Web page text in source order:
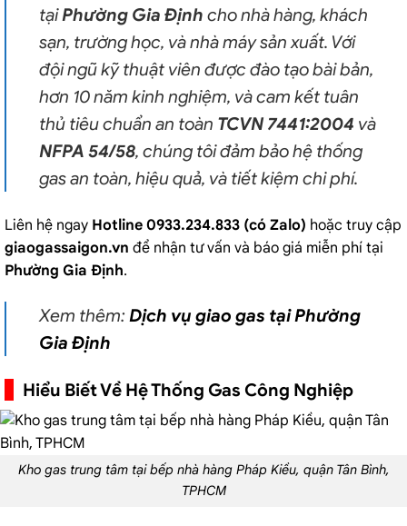
tạiPhường Gia Định cho nhà hàng, khách
sạn, trường học, và nhà máy sản xuất. Với
đội ngũ kỹ thuật viên được đào tạo bài bản,
hơn 10 năm kinh nghiệm, và cam kết tuân
thủ tiêu chuẩn an toàn TCVN 7441:2004 và
NFPA 54/58, chúng tôi đảm bảo hệ thống
gas an toàn, hiệu quả, và tiết kiệm chi phí.
Liên hệ ngay Hotline 0933.234.833 (có Zalo) hoặc truy cập
giaogassaigon.vn để nhận tư vấn và báo giá miễn phí tại
Phường Gia Định.
Xem thêm: Dịch vụ giao gas tại Phường
Gia Định
Hiểu Biết Về Hệ Thống Gas Công Nghiệp
Kho gas trung tâm tại bếp nhà hàng Pháp Kiều, quận Tân Bình,
TPHCM